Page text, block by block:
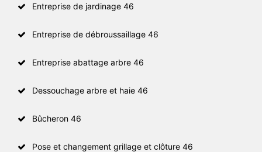
Entreprise de jardinage 46
Entreprise de débroussaillage 46
Entreprise abattage arbre 46
Dessouchage arbre et haie 46
Bûcheron 46
Pose et changement grillage et clôture 46